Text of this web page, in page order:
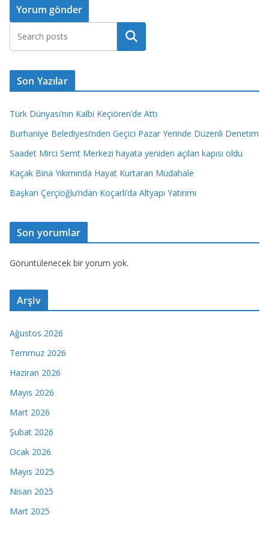
Ara
Son Yazılar
Türk Dünyası’nın Kalbi Keçiören’de Attı
Burhaniye Belediyesi’nden Geçici Pazar Yerinde Düzenli Denetim
Saadet Mirci Semt Merkezi hayata yeniden açılan kapısı oldu
Kaçak Bina Yıkımında Hayat Kurtaran Müdahale
Başkan Çerçioğlu’ndan Koçarlı’da Altyapı Yatırımı
Son yorumlar
Görüntülenecek bir yorum yok.
Arşiv
Ağustos 2026
Temmuz 2026
Haziran 2026
Mayıs 2026
Mart 2026
Şubat 2026
Ocak 2026
Mayıs 2025
Nisan 2025
Mart 2025